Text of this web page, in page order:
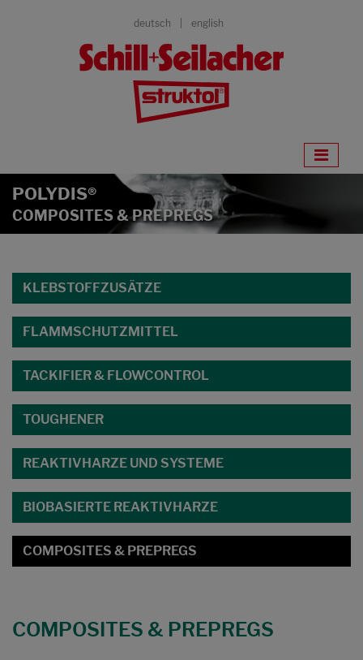
deutsch english
POLYDIS®
COMPOSITES & PREPREGS
KLEBSTOFFZUSÄTZE
FLAMMSCHUTZMITTEL
TACKIFIER & FLOWCONTROL
TOUGHENER
REAKTIVHARZE UND SYSTEME
BIOBASIERTE REAKTIVHARZE
COMPOSITES & PREPREGS
COMPOSITES & PREPREGS